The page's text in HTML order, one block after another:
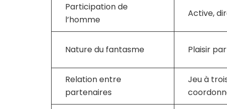
Participation de
l’homme
Active,
Nature du fantasme Plaisir
Relation entre
partenaires
Jeu à